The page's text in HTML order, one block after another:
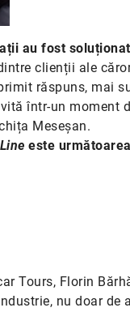
au fost
clienții ale
răspuns, mai
într-un
Meseșan.
este următoarea
Tours, Florin
nu doar de